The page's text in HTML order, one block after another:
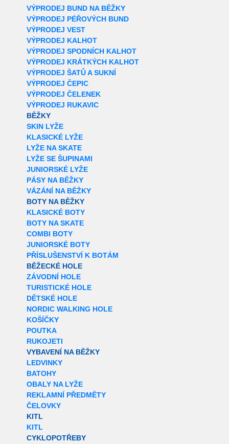
VÝPRODEJ BUND NA BĚŽKY
VÝPRODEJ PÉŘOVÝCH BUND
VÝPRODEJ VEST
VÝPRODEJ KALHOT
VÝPRODEJ SPODNÍCH KALHOT
VÝPRODEJ KRÁTKÝCH KALHOT
VÝPRODEJ ŠATŮ A SUKNÍ
VÝPRODEJ ČEPIC
VÝPRODEJ ČELENEK
VÝPRODEJ RUKAVIC
BĚŽKY
SKIN LYŽE
KLASICKÉ LYŽE
LYŽE NA SKATE
LYŽE SE ŠUPINAMI
JUNIORSKÉ LYŽE
PÁSY NA BĚŽKY
VÁZÁNÍ NA BĚŽKY
BOTY NA BĚŽKY
KLASICKÉ BOTY
BOTY NA SKATE
COMBI BOTY
JUNIORSKÉ BOTY
PŘÍSLUŠENSTVÍ K BOTÁM
BĚŽECKÉ HOLE
ZÁVODNÍ HOLE
TURISTICKÉ HOLE
DĚTSKÉ HOLE
NORDIC WALKING HOLE
KOŠÍČKY
POUTKA
RUKOJETI
VYBAVENÍ NA BĚŽKY
LEDVINKY
BATOHY
OBALY NA LYŽE
REKLAMNÍ PŘEDMĚTY
ČELOVKY
KITL
KITL
CYKLOPOTŘEBY